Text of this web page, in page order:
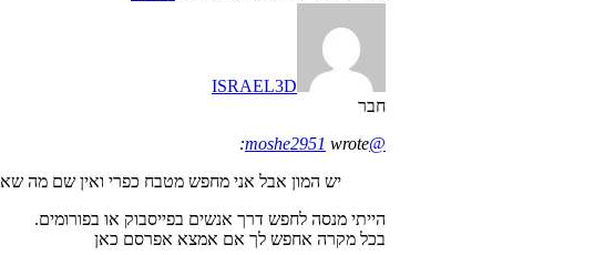
ISRAEL3D
חבר
@moshe2951
wrote:
יש המון אבל אני מחפש מטבח כפרי ואין שם מה
הייתי מנסה לחפש דרך אנשים בפייסבוק או בפורומים.
בכל מקרה אחפש לך אם אמצא אפרסם כאן